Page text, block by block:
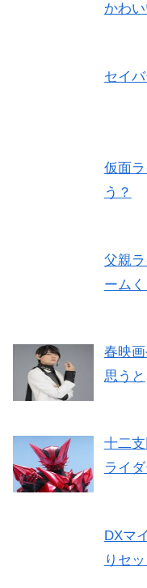
かわ
セイ
仮面
う？
父親
ーム
春映
思うと
十二
ライダ
DXマ
りセ